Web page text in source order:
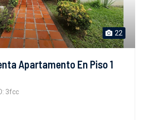
22
Apartamento En Piso 1
3fcc